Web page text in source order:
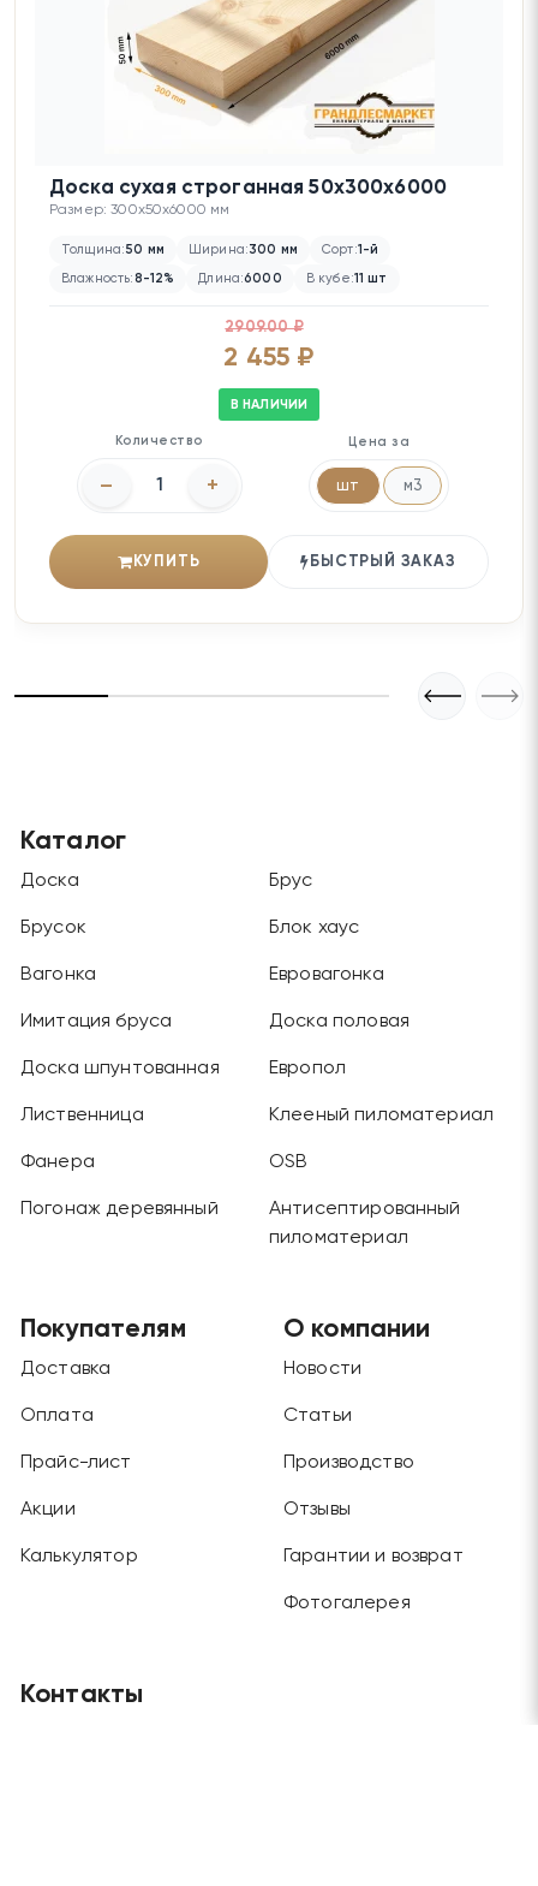
Доска сухая строганная 50х300х6000
Размер: 300x50x6000 мм
Толщина:50 мм Ширина:300 мм Сорт:1-й
Влажность:8-12% Длина:6000 В кубе:11 шт
2909.00 ₽
2 455 ₽
В НАЛИЧИИ
Количество
– +
Цена за
шт м3
КУПИТЬ БЫСТРЫЙ ЗАКАЗ
Каталог
Доска Брус
Брусок Блок хаус
Вагонка Евровагонка
Имитация бруса Доска половая
Доска шпунтованная Европол
Лиственница Клееный пиломатериал
Фанера OSB
Погонаж деревянный
Антисептированный
пиломатериал
Покупателям
Доставка
Оплата
Прайс-лист
Акции
Калькулятор
О компании
Новости
Статьи
Производство
Отзывы
Гарантии и возврат
Фотогалерея
Контакты